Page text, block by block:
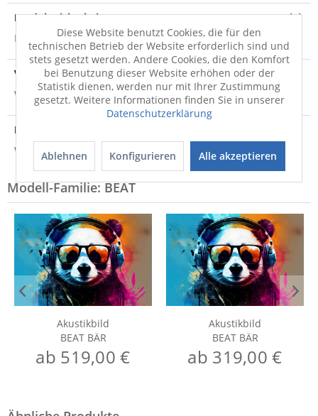
Produktsicherheit
Produktsicherheit
Versandinfo
Weitere Informationen zum Versand...
Hersteller
Weitere Informationen zum Hersteller...
Modell-Familie: BEAT
Akustikbild
BEAT BÄR
ab 519,00 €
Akustikbild
BEAT BÄR
ab 319,00 €
Diese Website benutzt Cookies, die für den
technischen Betrieb der Website erforderlich sind und
stets gesetzt werden. Andere Cookies, die den Komfort
bei Benutzung dieser Website erhöhen oder der
Statistik dienen, werden nur mit Ihrer Zustimmung
gesetzt. Weitere Informationen finden Sie in unserer
Datenschutzerklärung
Ablehnen Konfigurieren Alle akzeptieren